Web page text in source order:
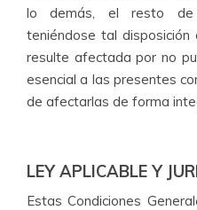
lo demás, el resto de
teniéndose tal
resulte afectada por no
esencial a las presentes
de afectarlas de forma
LEY APLICABLE Y
Estas Condiciones